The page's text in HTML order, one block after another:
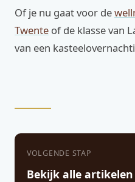
Of je nu gaat voor de
Twente of de klasse van
van een
VOLGENDE STAP
Bekijk alle